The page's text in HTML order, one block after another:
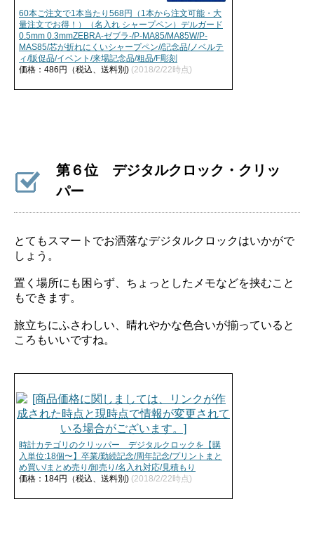
60本ご注文で1本当たり568円（1本から注文可能・大
量注文でお得！）（名入れ シャープペン）デルガード
0.5mm 0.3mmZEBRA-ゼブラ-/P-MA85/MA85W/P-
MAS85/芯が折れにくいシャープペン//記念品/ノベルテ
ィ/販促品/イベント/来場記念品/粗品/F彫刻
価格：486円（税込、送料別) (2018/2/22時点)
第６位 デジタルクロック・クリッ
パー
とてもスマートでお洒落なデジタルクロックはいかがで
しょう。
置く場所にも困らず、ちょっとしたメモなどを挟むこと
もできます。
旅立ちにふさわしい、晴れやかな色合いが揃っていると
ころもいいですね。
時計カテゴリのクリッパー デジタルクロックを【購
入単位:18個〜】卒業/勤続記念/周年記念/プリントまと
め買い/まとめ売り/卸売り/名入れ対応/見積もり
価格：184円（税込、送料別) (2018/2/22時点)